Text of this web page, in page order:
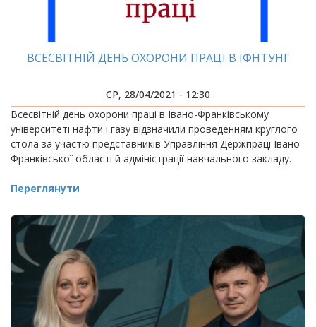
ВСЕСВІТНІЙ ДЕНЬ ОХОРОНИ ПРАЦІ В ІФНТУНГ
СР, 28/04/2021 - 12:30
Всесвітній день охорони праці в Івано-Франківському
університеті нафти і газу відзначили проведенням круглого
стола за участю представників Управління Держпраці Івано-
Франківської області й адміністрації навчального закладу.
Переглянути